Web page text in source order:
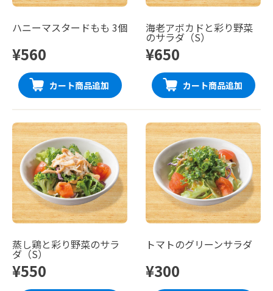
ハニーマスタードもも 3個
¥560
カート商品追加
海老アボカドと彩り野菜
のサラダ（S）
¥650
カート商品追加
蒸し鶏と彩り野菜のサラ
ダ（S）
¥550
トマトのグリーンサラダ
¥300